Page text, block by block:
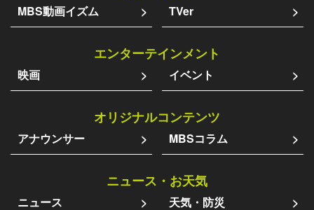
MBS動画イズム TVer
エンターテインメント
映画 イベント
オリジナルコンテンツ
アナウンサー MBSコラム
ニュース・お天気
ニュース 天気・防災